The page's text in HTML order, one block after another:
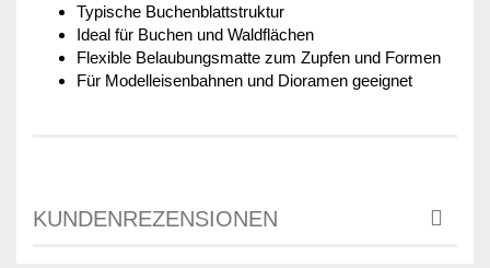
Typische Buchenblattstruktur
Ideal für Buchen und Waldflächen
Flexible Belaubungsmatte zum Zupfen und Formen
Für Modelleisenbahnen und Dioramen geeignet
KUNDENREZENSIONEN